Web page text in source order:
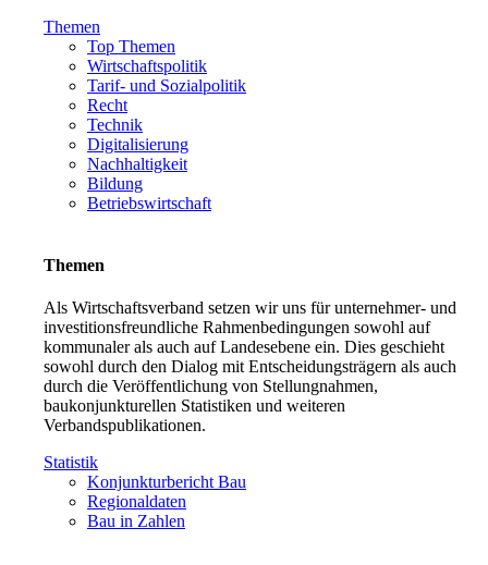
Themen
Top Themen
Wirtschaftspolitik
Tarif- und Sozialpolitik
Recht
Technik
Digitalisierung
Nachhaltigkeit
Bildung
Betriebswirtschaft
Themen
Als Wirtschaftsverband setzen wir uns für unternehmer- und
investitionsfreundliche Rahmenbedingungen sowohl auf
kommunaler als auch auf Landesebene ein. Dies geschieht
sowohl durch den Dialog mit Entscheidungsträgern als auch
durch die Veröffentlichung von Stellungnahmen,
baukonjunkturellen Statistiken und weiteren
Verbandspublikationen.
Statistik
Konjunkturbericht Bau
Regionaldaten
Bau in Zahlen